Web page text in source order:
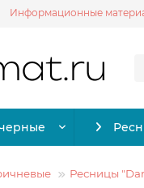
Информационные
Ресницы